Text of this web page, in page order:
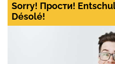
Sorry! Прости!
Désolé!